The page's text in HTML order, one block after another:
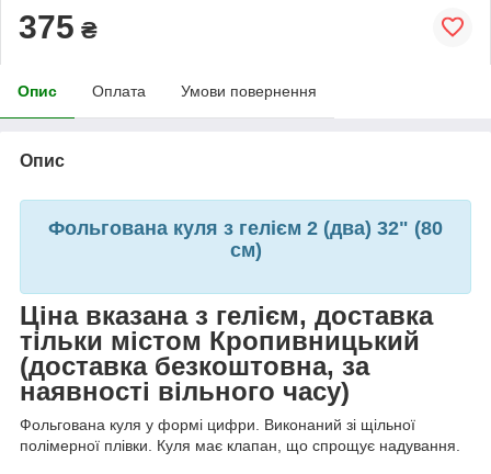
375 ₴
Опис Оплата Умови повернення
Опис
Фольгована куля з гелієм 2 (два) 32" (80
см)
Ціна вказана з гелієм, доставка
тільки містом Кропивницький
(доставка безкоштовна, за
наявності вільного часу)
Фольгована куля у формі цифри. Виконаний зі щільної
полімерної плівки. Куля має клапан, що спрощує надування.